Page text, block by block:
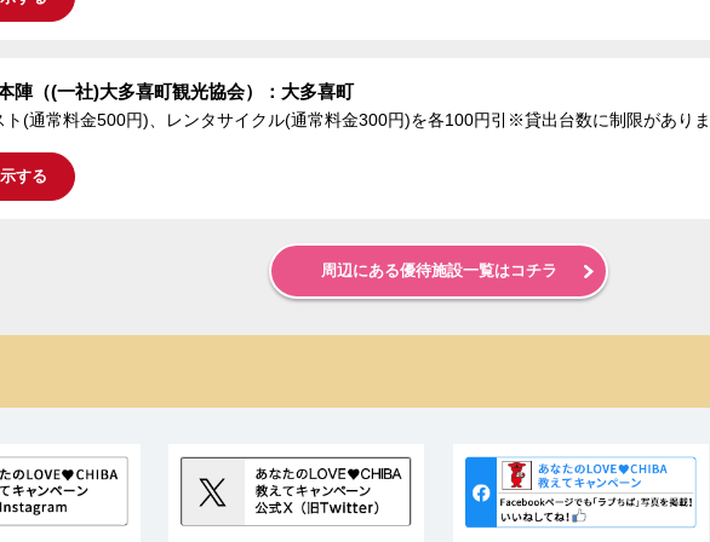
陣（(一社)大多喜町観光協会）：大多喜町
ト(通常料金500円)、レンタサイクル(通常料金300円)を各100円引※貸出台数に制限があり
する
周辺にある優待施設一覧はコチラ